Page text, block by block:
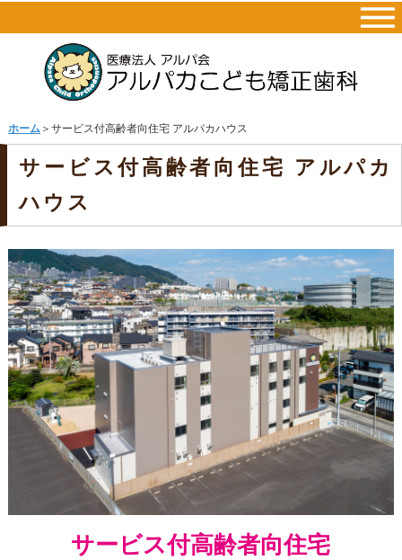
ホーム＞サービス付高齢者向住宅 アルパカハウス
サービス付高齢者向住宅 アルパカ
ハウス
サービス付高齢者向住宅